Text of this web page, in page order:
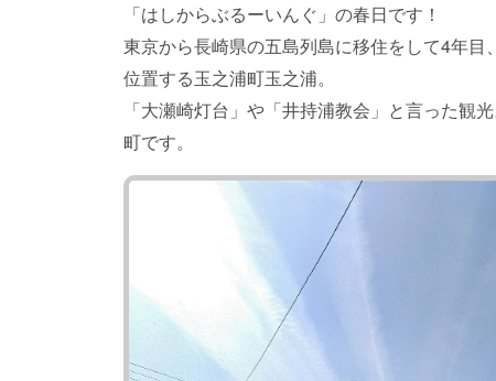
「はしからぶるーいんぐ」の春日です！
東京から長崎県の五島列島に移住をして4年
位置する玉之浦町玉之浦。
「大瀬崎灯台」や「井持浦教会」と言った観
町です。